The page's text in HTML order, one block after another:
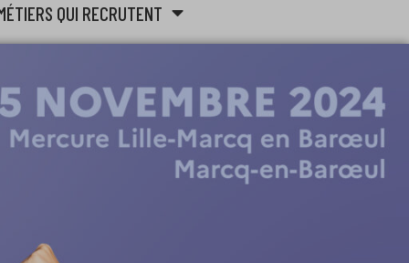
QUI RECRUTENT